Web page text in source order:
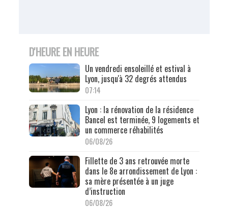
D'HEURE EN HEURE
Un vendredi ensoleillé et estival à
Lyon, jusqu'à 32 degrés attendus
07:14
Lyon : la rénovation de la résidence
Bancel est terminée, 9 logements et
un commerce réhabilités
06/08/26
Fillette de 3 ans retrouvée morte
dans le 8e arrondissement de Lyon :
sa mère présentée à un juge
d’instruction
06/08/26